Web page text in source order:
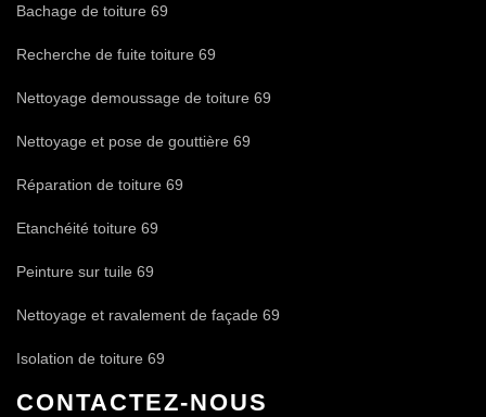
Bachage de toiture 69
Recherche de fuite toiture 69
Nettoyage demoussage de toiture 69
Nettoyage et pose de gouttière 69
Réparation de toiture 69
Etanchéité toiture 69
Peinture sur tuile 69
Nettoyage et ravalement de façade 69
Isolation de toiture 69
CONTACTEZ-NOUS